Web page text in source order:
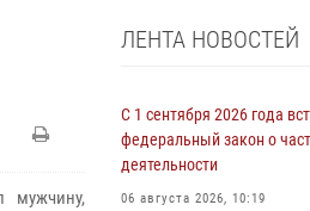
мужчину,
ЛЕНТА НОВОСТЕЙ
С 1 сентября 2026 года
федеральный закон о
деятельности
06 августа 2026, 10:19